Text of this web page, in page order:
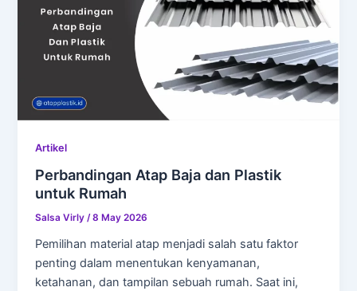
Artikel
Perbandingan Atap Baja dan Plastik
untuk Rumah
Salsa Virly/8 May 2026
Pemilihan material atap menjadi salah satu faktor
penting dalam menentukan kenyamanan,
ketahanan, dan tampilan sebuah rumah. Saat ini,